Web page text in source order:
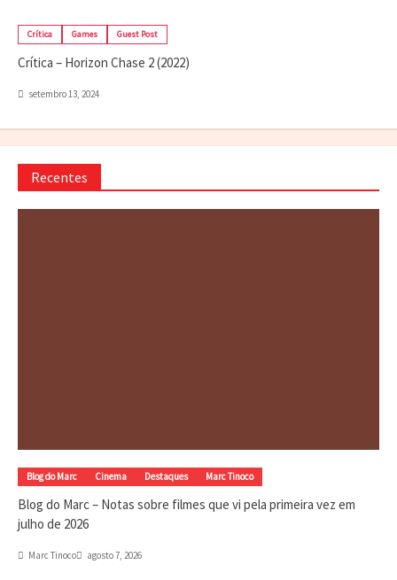
Crítica Games Guest Post
Crítica – Horizon Chase 2 (2022)
setembro 13, 2024
Recentes
Blog do Marc Cinema Destaques Marc Tinoco
Blog do Marc – Notas sobre filmes que vi pela primeira vez em
julho de 2026
Marc Tinoco agosto 7, 2026